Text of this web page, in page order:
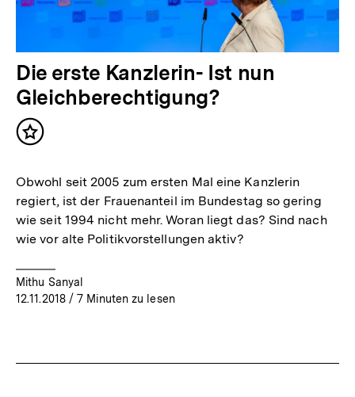
Die erste Kanzlerin- Ist nun
Gleichberechtigung?
Inhalt
Obwohl seit 2005 zum ersten Mal eine Kanzlerin
regiert, ist der Frauenanteil im Bundestag so gering
wie seit 1994 nicht mehr. Woran liegt das? Sind nach
wie vor alte Politikvorstellungen aktiv?
Mithu Sanyal
12.11.2018/ 7 Minuten zu lesen